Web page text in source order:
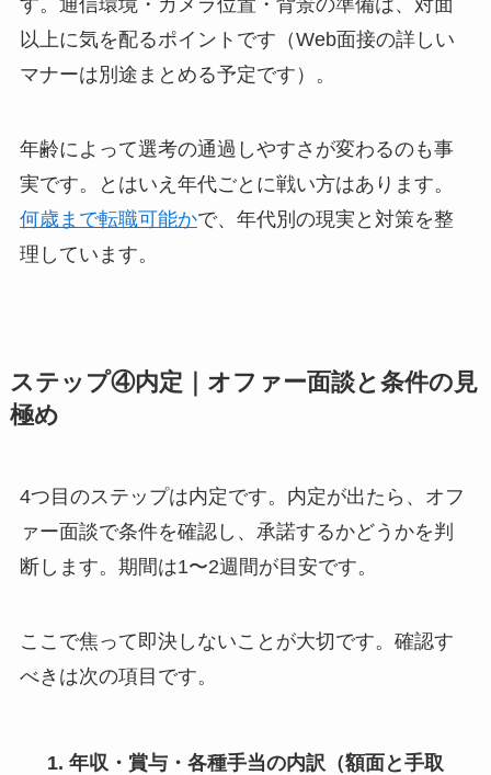
す。通信環境・カメラ位置・背景の準備は、対面
以上に気を配るポイントです（Web面接の詳しい
マナーは別途まとめる予定です）。
年齢によって選考の通過しやすさが変わるのも事
実です。とはいえ年代ごとに戦い方はあります。
何歳まで転職可能かで、年代別の現実と対策を整
理しています。
ステップ④内定｜オファー面談と条件の見
極め
4つ目のステップは内定です。内定が出たら、オフ
ァー面談で条件を確認し、承諾するかどうかを判
断します。期間は1〜2週間が目安です。
ここで焦って即決しないことが大切です。確認す
べきは次の項目です。
年収・賞与・各種手当の内訳（額面と手取